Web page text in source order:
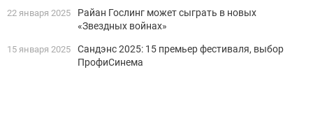
22 января 2025
Райан Гослинг может сыграть в новых
«Звездных войнах»
15 января 2025
Сандэнс 2025: 15 премьер фестиваля, выбор
ПрофиСинема